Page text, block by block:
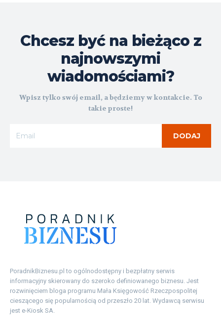
Chcesz być na bieżąco z
najnowszymi
wiadomościami?
Wpisz tylko swój email, a będziemy w kontakcie. To
takie proste!
DODAJ
PoradnikBiznesu.pl to ogólnodostępny i bezpłatny serwis
informacyjny skierowany do szeroko definiowanego biznesu. Jest
rozwinięciem bloga programu Mała Księgowość Rzeczpospolitej
cieszącego się popularnością od przeszło 20 lat. Wydawcą serwisu
jest e-Kiosk SA.